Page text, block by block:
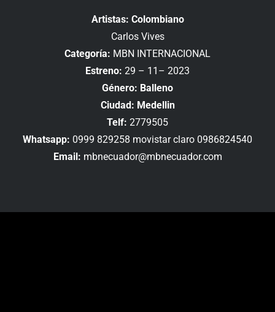
Artistas: Colombiano
Carlos Vives
Categoría: MBN INTERNACIONAL
Estreno: 29 – 11– 2023
Género: Balleno
Ciudad: Medellin
Telf: 2779505
Whatsapp: 0999 829258 movistar claro 0986824540
Email: mbnecuador@mbnecuador.com